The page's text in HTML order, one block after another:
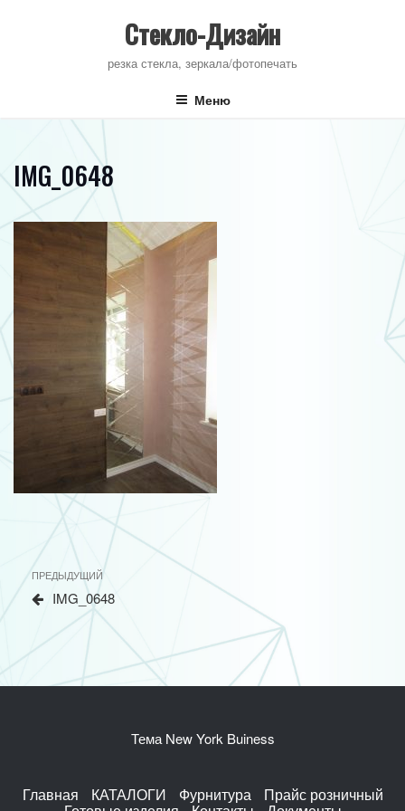
Стекло-Дизайн
резка стекла, зеркала/фотопечать
Меню
IMG_0648
Навигация
по
записям
Предыдущая
запись
ПРЕДЫДУЩИЙ
IMG_0648
Тема New York Buiness
Главная КАТАЛОГИ Фурнитура Прайс розничный